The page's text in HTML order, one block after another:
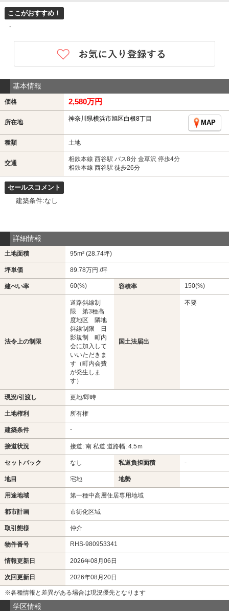
ここがおすすめ！
-
基本情報
価格 2,580万円
所在地 神奈川県横浜市旭区白根8丁目
MAP
種類 土地
交通
相鉄本線 西谷駅 バス8分 金草沢 停歩4分
相鉄本線 西谷駅 徒歩26分
セールスコメント
建築条件:なし
詳細情報
土地面積 95m² (28.74坪)
坪単価 89.78万円 /坪
建ぺい率 60(%) 容積率 150(%)
法令上の制限
道路斜線制
限 第3種高
度地区 隣地
斜線制限 日
影規制 町内
会に加入して
いいただきま
す（町内会費
が発生しま
す）
国土法届出
不要
現況/引渡し 更地/即時
土地権利 所有権
建築条件 -
接道状況 接道: 南 私道 道路幅: 4.5ｍ
セットバック なし 私道負担面積 -
地目 宅地 地勢
用途地域 第一種中高層住居専用地域
都市計画 市街化区域
取引態様 仲介
物件番号 RHS-980953341
情報更新日 2026年08月06日
次回更新日 2026年08月20日
※各種情報と差異がある場合は現況優先となります
学区情報